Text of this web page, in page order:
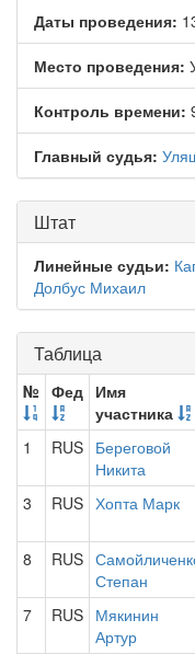
Даты проведения:
Место проведения:
Контроль времени:
Главный судья:
Штат
Линейные судьи:
Долбус Михаил
Таблица
№ Фед Имя
участника
1 RUS Береговой
Никита
3 RUS Хопта Марк
8 RUS
Степан
7 RUS Мякинин
Артур